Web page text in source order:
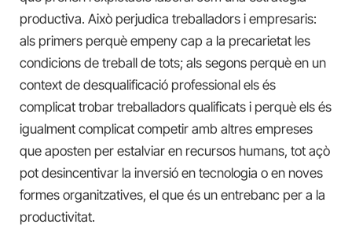
productiva. Això perjudica treballadors i empresaris:
als primers perquè empeny cap a la precarietat les
condicions de treball de tots; als segons perquè en un
context de desqualificació professional els és
complicat trobar treballadors qualificats i perquè els és
igualment complicat competir amb altres empreses
que aposten per estalviar en recursos humans, tot açò
pot desincentivar la inversió en tecnologia o en noves
formes organitzatives, el que és un entrebanc per a la
productivitat.